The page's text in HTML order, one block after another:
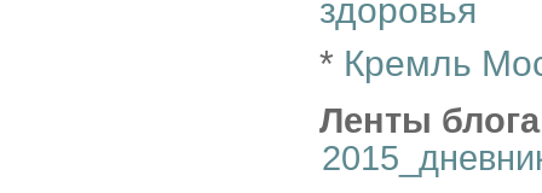
здоровья
* Кремль
Ленты